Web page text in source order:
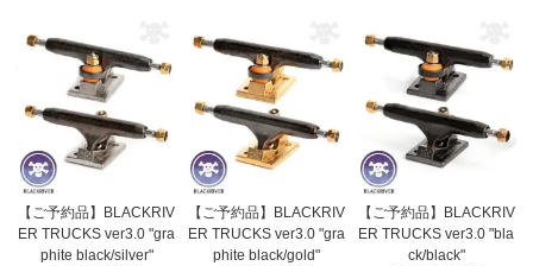
【ご予約品】BLACKRIV
ER TRUCKS ver3.0 "gra
phite black/silver"
【ご予約品】BLACKRIV
ER TRUCKS ver3.0 "gra
phite black/gold"
【ご予約品】BLACKRIV
ER TRUCKS ver3.0 "bla
ck/black"